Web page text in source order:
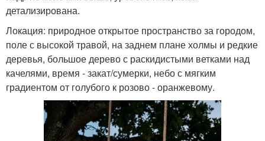
детализирована.
Локация: природное открытое пространство за городом,
поле с высокой травой, на заднем плане холмы и редкие
деревья, большое дерево с раскидистыми ветками над
качелями, время - закат/сумерки, небо с мягким
градиентом от голубого к розово - оранжевому.